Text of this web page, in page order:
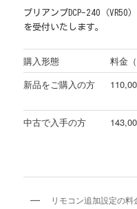
プリアンプDCP-240（
を受付いたします。
購入形態 料金（
新品をご購入の方
中古で入手の方
リモコン追加設定の料